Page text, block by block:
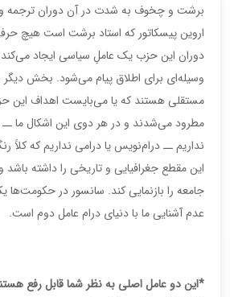
برشت و چخوف به شدت در آن دوران ترجمه و
اروین پیسکاتور که استاد برشت است هیچ
دوران این حزب یک عاملِ سیاسی ایجاد
وسیله‌ای برای اطلاق پیام می‌شود. بخش دیگر
مستقلی هستند که یا می‌بایست اهداف این
مطرود می‌شدند و در هر دوی این اشکال ما ــ
‌نداریم ــ درام‌نویس یا درامی نداریم که
این مقطع جغرافیایی و تاریخی را داشته باشد
جامعه را بازنمایی کند. سانسور در حکومت‌ها
عدم آشنایی ما با دنیای درام عامل دوم است.
*این دو عامل اصلی به نظر شما قابل رفع